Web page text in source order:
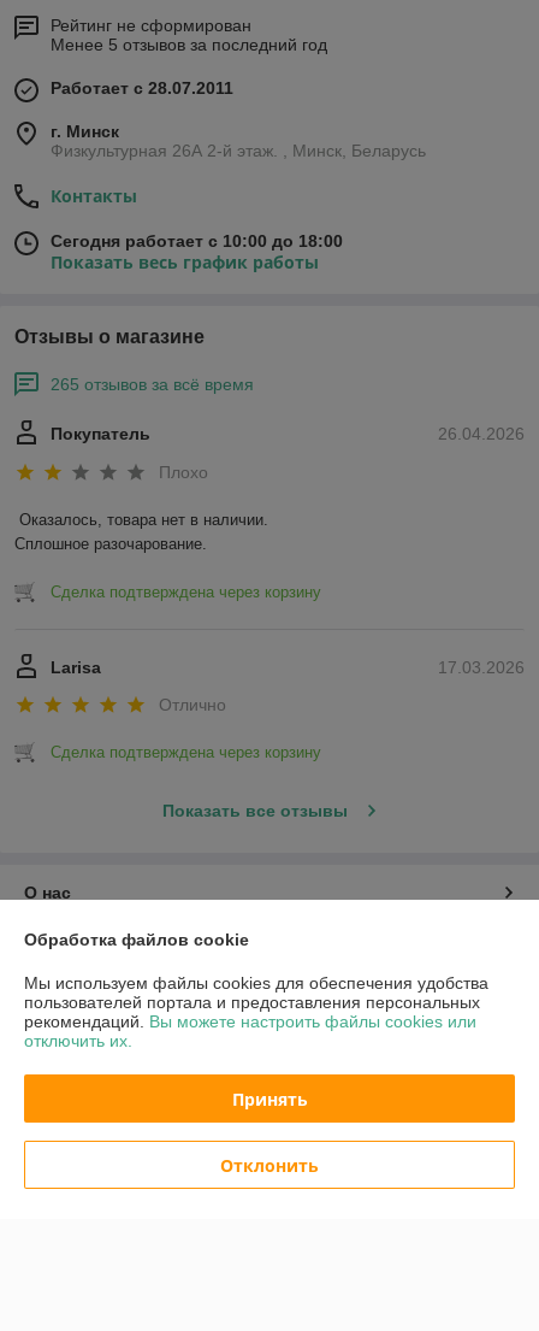
Рейтинг не сформирован
Менее 5 отзывов за последний год
Работает с 28.07.2011
г. Минск
Физкультурная 26А 2-й этаж. , Минск, Беларусь
Контакты
Сегодня работает с 10:00 до 18:00
Показать весь график работы
Отзывы о магазине
265 отзывов за всё время
26.04.2026
Покупатель
Плохо
Оказалось, товара нет в наличии.
Сплошное разочарование.
Сделка подтверждена через корзину
17.03.2026
Larisa
Отлично
Сделка подтверждена через корзину
Показать все отзывы
О нас
Контакты
Доставка и оплата
Полная версия сайта
Политика обработки cookies
Обработка файлов cookie
Мы используем файлы cookies для обеспечения удобства
пользователей портала и предоставления персональных
рекомендаций. Вы можете настроить файлы cookies или
отключить их.
Принять
Отклонить